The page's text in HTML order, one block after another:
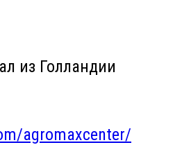
из Голландии
agromaxcenter/